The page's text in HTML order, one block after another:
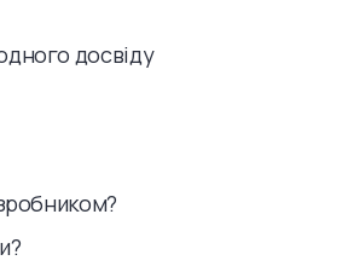
досвіду